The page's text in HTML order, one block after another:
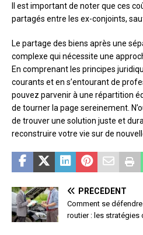
Il est important de noter que ces
partagés entre les ex-conjoints,
Le partage des biens après une
complexe qui nécessite une
En comprenant les principes
courants et en s’entourant de
pouvez parvenir à une répartition
de tourner la page sereinement.
de trouver une solution juste et
reconstruire votre vie sur de
PRÉCÉDENT
Comment se
routier : les stratégies